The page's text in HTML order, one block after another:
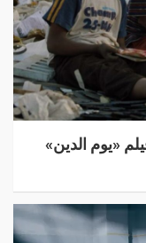
«يوم الدين»